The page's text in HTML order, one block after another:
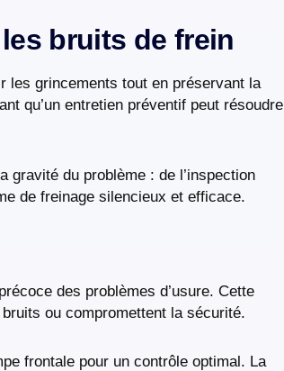
bruits de frein
les grincements tout en préservant la
qu’un entretien préventif peut résoudre
gravité du problème : de l’inspection
de freinage silencieux et efficace.
des problèmes d’usure. Cette
ou compromettent la sécurité.
frontale pour un contrôle optimal. La